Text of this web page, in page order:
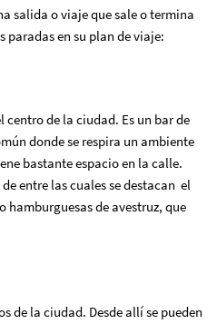
salida o viaje que sale o termina
paradas en su plan de viaje:
centro de la ciudad. Es un bar de
donde se respira un ambiente
bastante espacio en la calle.
entre las cuales se destacan el
de avestruz, que
de la ciudad. Desde allí se pueden